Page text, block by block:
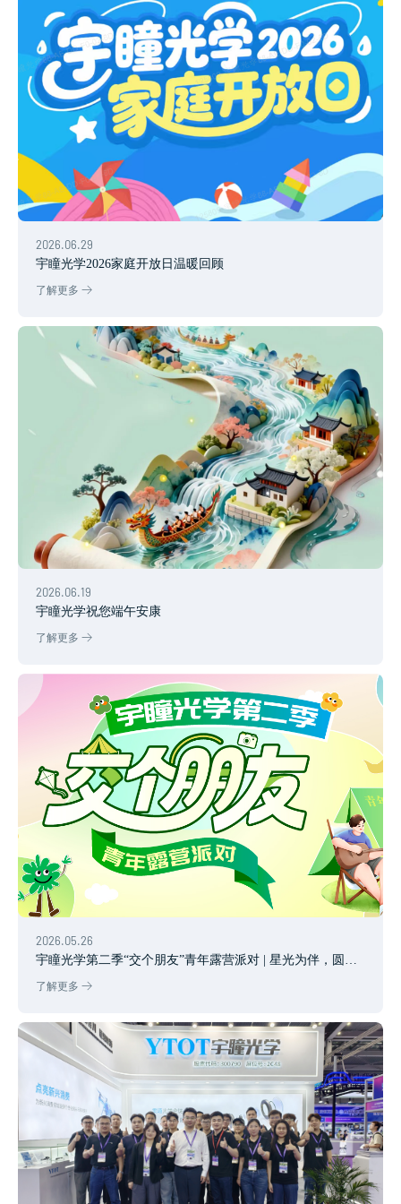
2026.06.29
宇瞳光学2026家庭开放日温暖回顾
了解更多
2026.06.19
宇瞳光学祝您端午安康
了解更多
2026.05.26
宇瞳光学第二季“交个朋友”青年露营派对 | 星光为伴，圆满
了解更多